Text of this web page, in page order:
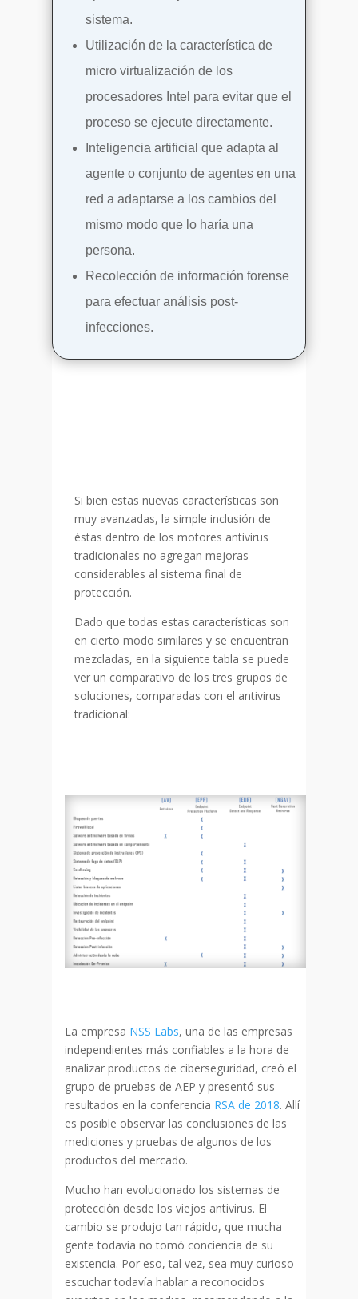
sistema.
Utilización de la característica de
micro virtualización de los
procesadores Intel para evitar que el
proceso se ejecute directamente.
Inteligencia artificial que adapta al
agente o conjunto de agentes en una
red a adaptarse a los cambios del
mismo modo que lo haría una
persona.
Recolección de información forense
para efectuar análisis post-
infecciones.
Si bien estas nuevas características son
muy avanzadas, la simple inclusión de
éstas dentro de los motores antivirus
tradicionales no agregan mejoras
considerables al sistema final de
protección.
Dado que todas estas características son
en cierto modo similares y se encuentran
mezcladas, en la siguiente tabla se puede
ver un comparativo de los tres grupos de
soluciones, comparadas con el antivirus
tradicional:
La empresa NSS Labs, una de las empresas
independientes más confiables a la hora de
analizar productos de ciberseguridad, creó el
grupo de pruebas de AEP y presentó sus
resultados en la conferencia RSA de 2018. Allí
es posible observar las conclusiones de las
mediciones y pruebas de algunos de los
productos del mercado.
Mucho han evolucionado los sistemas de
protección desde los viejos antivirus. El
cambio se produjo tan rápido, que mucha
gente todavía no tomó conciencia de su
existencia. Por eso, tal vez, sea muy curioso
escuchar todavía hablar a reconocidos